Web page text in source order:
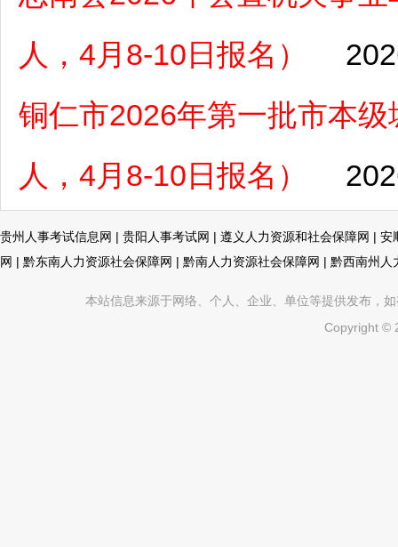
人，4月8-10日报名）
铜仁市2026年第一批市本
人，4月8-10日报名）
贵州人事考试信息网 | 贵阳人事考试网 | 遵义人力资源和社会保障网 | 安
网 | 黔东南人力资源社会保障网 | 黔南人力资源社会保障网 | 黔西南州人
本站信息来源于网络、个人、企业、单位等提供发布，
Copyright ©